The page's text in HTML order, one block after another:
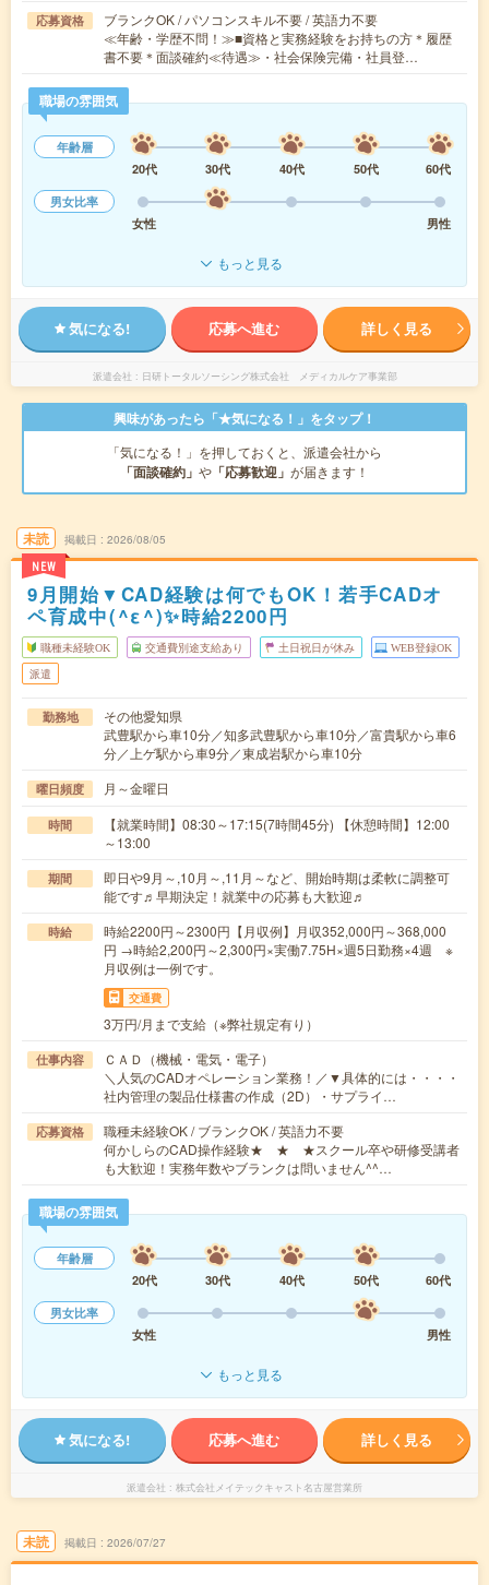
応募資格
ブランクOK / パソコンスキル不要 / 英語力不要
≪年齢・学歴不問！≫■資格と実務経験をお持ちの方＊履歴
書不要＊面談確約≪待遇≫・社会保険完備・社員登…
職場の雰囲気
年齢層
20代
30代 40代 50代
60代
男女比率
女性
男性
もっと見る
気になる! 応募へ進む 詳しく見る
派遣会社 日研トータルソーシング株式会社 メディカルケア事業部
興味があったら「★気になる！」をタップ！
「気になる！」を押しておくと、派遣会社から
「面談確約」 や 「応募歓迎」 が届きます！
未読
NEW
掲載日 2026/08/05
9月開始▼CAD経験は何でもOK！若手CADオ
ペ育成中(^ε^)✨時給2200円
職種未経験OK 交通費別途支給あり 土日祝日が休み WEB登録OK
派遣
勤務地
その他愛知県
武豊駅から車10分／知多武豊駅から車10分／富貴駅から車6
分／上ゲ駅から車9分／東成岩駅から車10分
曜日頻度 月～金曜日
時間
【就業時間】08:30～17:15(7時間45分) 【休憩時間】12:00
～13:00
期間
即日や9月～,10月～,11月～など、開始時期は柔軟に調整可
能です♬早期決定！就業中の応募も大歓迎♬
時給
時給2200円～2300円【月収例】月収352,000円～368,000
円 →時給2,200円～2,300円×実働7.75H×週5日勤務×4週 ※
月収例は一例です。
交通費
3万円/月まで支給（※弊社規定有り）
仕事内容
ＣＡＤ（機械・電気・電子）
＼人気のCADオペレーション業務！／▼具体的には・・・・
社内管理の製品仕様書の作成（2D）・サプライ…
応募資格
職種未経験OK / ブランクOK / 英語力不要
何かしらのCAD操作経験★ ★ ★スクール卒や研修受講者
も大歓迎！実務年数やブランクは問いません^^…
職場の雰囲気
年齢層
20代
30代 40代 50代
60代
男女比率
女性
男性
もっと見る
気になる! 応募へ進む 詳しく見る
派遣会社 株式会社メイテックキャスト名古屋営業所
未読 掲載日 2026/07/27